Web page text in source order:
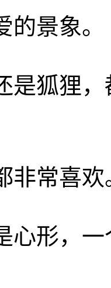
景象。
是狐狸
非常喜欢
心形，